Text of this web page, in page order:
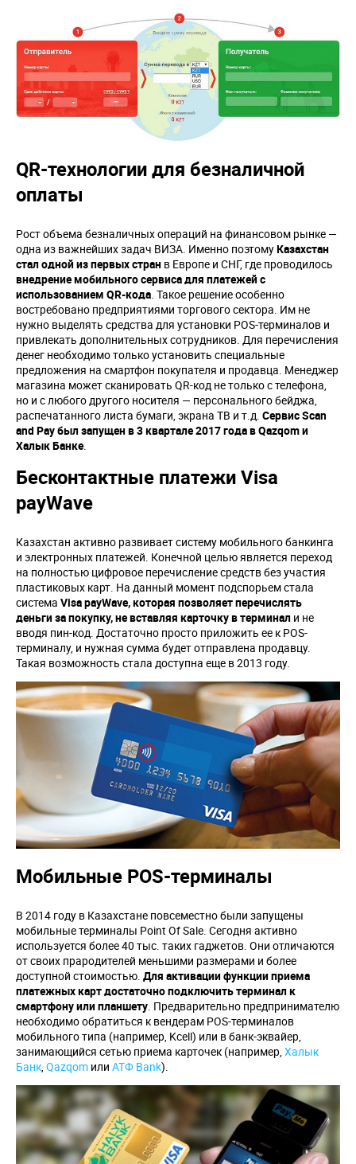
QR-технологии для безналичной
оплаты
Рост объема безналичных операций на финансовом рынке —
одна из важнейших задач ВИЗА. Именно поэтомуКазахстан
стал одной из первых стран в Европе и СНГ, где проводилось
внедрение мобильного сервиса для платежей с
использованием QR-кода. Такое решение особенно
востребовано предприятиями торгового сектора. Им не
нужно выделять средства для установки POS-терминалов и
привлекать дополнительных сотрудников. Для перечисления
денег необходимо только установить специальные
предложения на смартфон покупателя и продавца. Менеджер
магазина может сканировать QR-код не только с телефона,
но и с любого другого носителя — персонального бейджа,
распечатанного листа бумаги, экрана ТВ и т.д. СервисScan
and Payбыл запущен в 3 квартале 2017 года вQazqomи
Халык Банке.
Бесконтактные платежи Visa
payWave
Казахстан активно развивает систему мобильного банкинга
и электронных платежей. Конечной целью является переход
на полностью цифровое перечисление средств без участия
пластиковых карт. На данный момент подспорьем стала
система VisapayWave, которая позволяет перечислять
деньги за покупку, не вставляя карточку в терминал и не
вводя пин-код. Достаточно просто приложить ее к POS-
терминалу, и нужная сумма будет отправлена продавцу.
Такая возможность стала доступна еще в 2013 году.
Мобильные POS-терминалы
В 2014 году в Казахстане повсеместно были запущены
мобильные терминалы Point Of Sale. Сегодня активно
используется более 40 тыс. таких гаджетов. Они отличаются
от своих прародителей меньшими размерами и более
доступной стоимостью. Для активации функции приема
платежных карт достаточно подключить терминал к
смартфону или планшету . Предварительно предпринимателю
необходимо обратиться к вендерам POS-терминалов
мобильного типа (например, Kcell) или в банк-эквайер,
занимающийся сетью приема карточек (например, Халык
Банк Qazqom или АТФ Bank).